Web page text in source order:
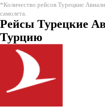
*Количество рейсов Турецкие
самолета.
Рейсы Турецкие
Турцию